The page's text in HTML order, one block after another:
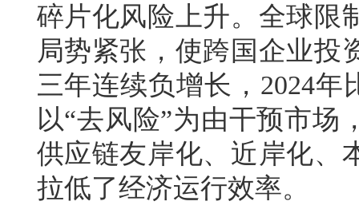
碎片化风险上升。全球限
局势紧张，使跨国企业投
三年连续负增长，2024
以“去风险”为由干预市场
供应链友岸化、近岸化、
拉低了经济运行效率。